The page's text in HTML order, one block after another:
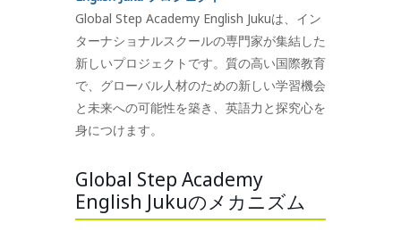
Global Step Academy English Jukuは、イン
ターナショナルスクールの専門家が集結した
新しいプロジェクトです。質の高い国際教育
で、グローバル人材のための新しい学習機会
と未来への可能性を築き、英語力と探究心を
身につけます。
Global Step Academy
English Jukuのメカニズム